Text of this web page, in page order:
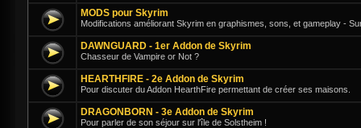
MODS pour Skyrim
Modifications améliorant Skyrim en graphismes, sons, et gameplay -
DAWNGUARD - 1er Addon de Skyrim
Chasseur de Vampire or Not ?
HEARTHFIRE - 2e Addon de Skyrim
Pour discuter du Addon HearthFire permettant de créer ses maisons.
DRAGONBORN - 3e Addon de Skyrim
Pour parler de son séjour sur l'île de Solstheim !